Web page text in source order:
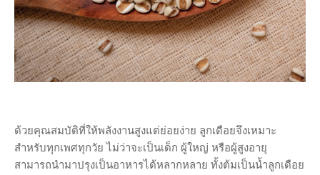
ด้วยคุณสมบัติที่ให้พลังงานสูงแต่ย่อยง่าย ลูกเดือยจึงเหมาะ
สำหรับทุกเพศทุกวัย ไม่ว่าจะเป็นเด็ก ผู้ใหญ่ หรือผู้สูงอายุ
สามารถนำมาปรุงเป็นอาหารได้หลากหลาย ทั้งต้มเป็นน้ำลูกเดือย